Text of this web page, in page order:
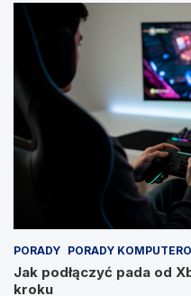
PORADY PORADY
Jak podłączyć pada od
kroku